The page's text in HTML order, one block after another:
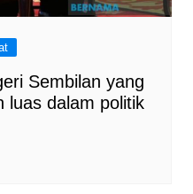
Sembilan yang
luas dalam politik